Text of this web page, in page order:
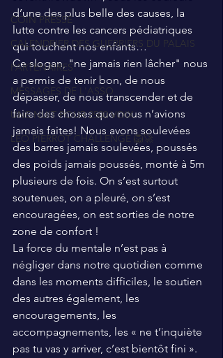
COIN PRESSE
CALENDRIER DES GUERRIERS DU PALAIS
PARTENAIRES
MESSAGES DE L'ASSO
UNE NUIT POUR 2500 VOIX
LEO PIERROT CHALLENGE 🦁🚀
d’une des plus belle des causes, la
lutte contre les cancers pédiatriques
qui touchent nos enfants…
Ce slogan, "ne jamais rien lâcher" nous
a permis de tenir bon, de nous
dépasser, de nous transcender et de
faire des choses que nous n’avions
jamais faites! Nous avons soulevées
des barres jamais soulevées, poussés
des poids jamais poussés, monté à 5m
plusieurs de fois. On s’est surtout
soutenues, on a pleuré, on s’est
encouragées, on est sorties de notre
zone de confort !
La force du mentale n’est pas à
négliger dans notre quotidien comme
dans les moments difficiles, le soutien
des autres également, les
encouragements, les
accompagnements, les « ne t’inquiète
pas tu vas y arriver, c’est bientôt fini ».